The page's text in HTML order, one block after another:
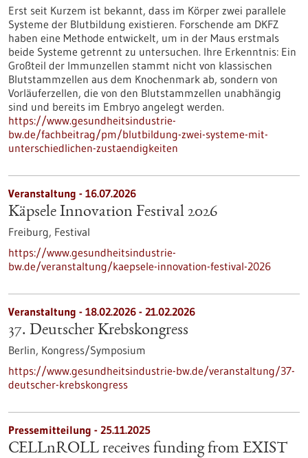
Erst seit Kurzem ist bekannt, dass im Körper zwei parallele
Systeme der Blutbildung existieren. Forschende am DKFZ
haben eine Methode entwickelt, um in der Maus erstmals
beide Systeme getrennt zu untersuchen. Ihre Erkenntnis: Ein
Großteil der Immunzellen stammt nicht von klassischen
Blutstammzellen aus dem Knochenmark ab, sondern von
Vorläuferzellen, die von den Blutstammzellen unabhängig
sind und bereits im Embryo angelegt werden.
https://www.gesundheitsindustrie-
bw.de/fachbeitrag/pm/blutbildung-zwei-systeme-mit-
unterschiedlichen-zustaendigkeiten
Veranstaltung - 16.07.2026
Käpsele Innovation Festival 2026
Freiburg, Festival
https://www.gesundheitsindustrie-
bw.de/veranstaltung/kaepsele-innovation-festival-2026
Veranstaltung - 18.02.2026 - 21.02.2026
37. Deutscher Krebskongress
Berlin, Kongress/Symposium
https://www.gesundheitsindustrie-bw.de/veranstaltung/37-
deutscher-krebskongress
Pressemitteilung - 25.11.2025
CELLnROLL receives funding from EXIST